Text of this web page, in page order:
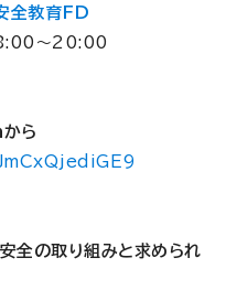
全教育FD
～20:00
ら
全の取り組みと求められ